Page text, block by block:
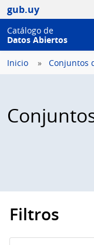
gub.uy
Catálogo de
Datos Abiertos
Inicio Conjuntos
Filtros